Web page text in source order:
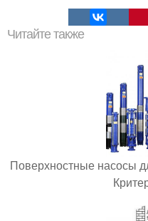
Читайте также
Поверхностные насосы